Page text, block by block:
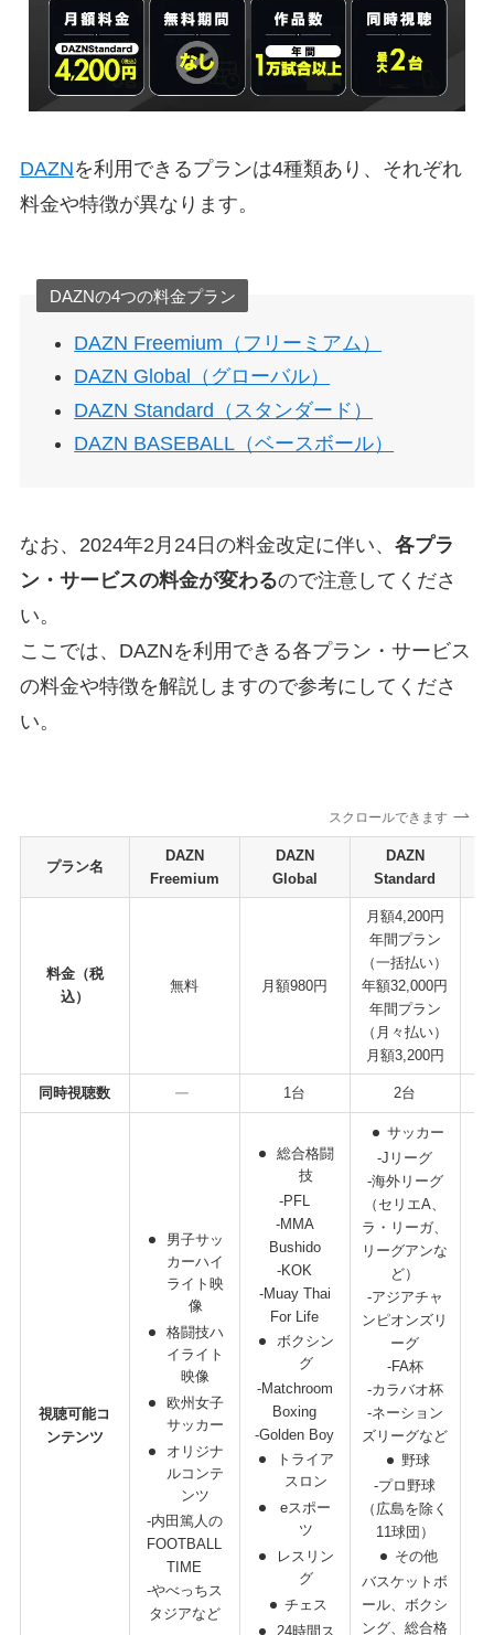
DAZNを利用できるプランは4種類あり、それぞれ
料金や特徴が異なります。
DAZNの4つの料金プラン
DAZN Freemium（フリーミアム）
DAZN Global（グローバル）
DAZN Standard（スタンダード）
DAZN BASEBALL（ベースボール）
なお、2024年2月24日の料金改定に伴い、 各プラ
ン・サービスの料金が変わるので注意してくださ
い。
ここでは、DAZNを利用できる各プラン・サービス
の料金や特徴を解説しますので参考にしてくださ
い。
スクロールできます
プラン名
DAZN
Freemium
DAZN
Global
DAZN
Standard
料金（税
込）
無料 月額980円
月額4,200円
年間プラン
（一括払い）
年額32,000円
年間プラン
（月々払い）
月額3,200円
同時視聴数 1台 2台
視聴可能コ
ンテンツ
男子サッ
カーハイ
ライト映
像
格闘技ハ
イライト
映像
欧州女子
サッカー
オリジナ
ルコンテ
ンツ
-内田篤人の
FOOTBALL
TIME
-やべっちス
タジアなど
総合格闘
技
-PFL
-MMA
Bushido
-KOK
-Muay Thai
For Life
ボクシン
グ
-Matchroom
Boxing
-Golden Boy
トライア
スロン
eスポー
ツ
レスリン
グ
チェス
24時間ス
サッカー
-Jリーグ
-海外リーグ
（セリエA、
ラ・リーガ、
リーグアンな
ど）
-アジアチャ
ンピオンズリ
ーグ
-FA杯
-カラバオ杯
-ネーション
ズリーグなど
野球
-プロ野球
（広島を除く
11球団）
その他
バスケットボ
ール、ボクシ
ング、総合格